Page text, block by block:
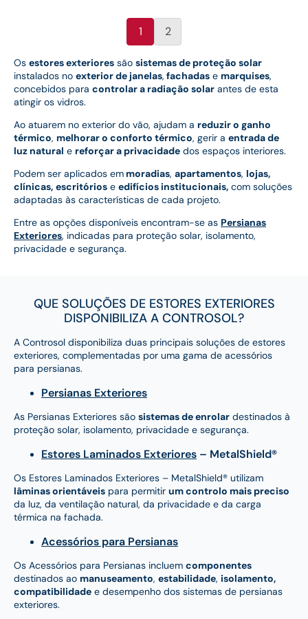
Os estores exteriores são sistemas de proteção solar
instalados no exterior de janelas, fachadas e marquises,
concebidos para controlar a radiação solar antes de esta
atingir os vidros.
Ao atuarem no exterior do vão, ajudam a reduzir o ganho
térmico, melhorar o conforto térmico, gerir a entrada de
luz natural e reforçar a privacidade dos espaços interiores.
Podem ser aplicados em moradias, apartamentos, lojas,
clínicas, escritórios e edifícios institucionais, com soluções
adaptadas às características de cada projeto.
Entre as opções disponíveis encontram-se as Persianas
Exteriores, indicadas para proteção solar, isolamento,
privacidade e segurança.
1 2
QUE SOLUÇÕES DE ESTORES EXTERIORES
DISPONIBILIZA A CONTROSOL?
A Controsol disponibiliza duas principais soluções de estores
exteriores, complementadas por uma gama de acessórios
para persianas.
Persianas Exteriores
As Persianas Exteriores são sistemas de enrolar destinados à
proteção solar, isolamento, privacidade e segurança.
Estores Laminados Exteriores – MetalShield®
Os Estores Laminados Exteriores – MetalShield® utilizam
lâminas orientáveis para permitir um controlo mais preciso
da luz, da ventilação natural, da privacidade e da carga
térmica na fachada.
Acessórios para Persianas
Os Acessórios para Persianas incluem componentes
destinados ao manuseamento, estabilidade, isolamento,
compatibilidade e desempenho dos sistemas de persianas
exteriores.